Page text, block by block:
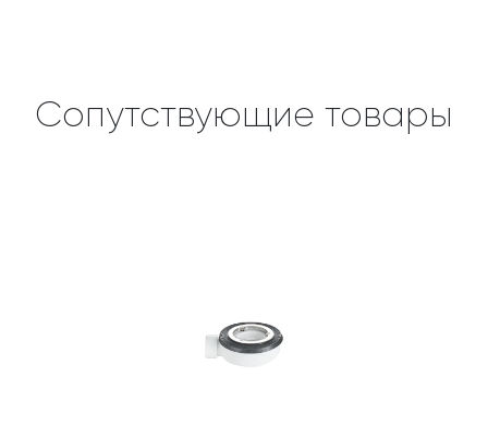
Сопутствующие товары